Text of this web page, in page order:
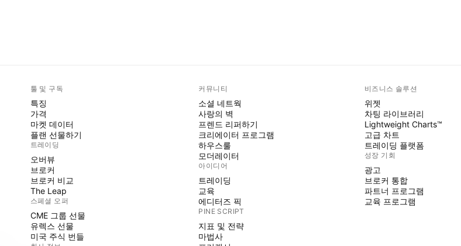
툴 및 구독
특징
가격
마켓 데이터
플랜 선물하기
트레이딩
오버뷰
브로커
브로커 비교
The Leap
스페셜 오퍼
CME 그룹 선물
유렉스 선물
미국 주식 번들
커뮤니티
소셜 네트웍
사랑의 벽
프렌드 리퍼하기
크리에이터 프로그램
하우스룰
모더레이터
아이디어
트레이딩
교육
에디터즈 픽
PINE SCRIPT
지표 및 전략
마법사
비즈니스 솔루션
위젯
차팅 라이브러리
Lightweight Charts™
고급 차트
트레이딩 플랫폼
성장 기회
광고
브로커 통합
파트너 프로그램
교육 프로그램